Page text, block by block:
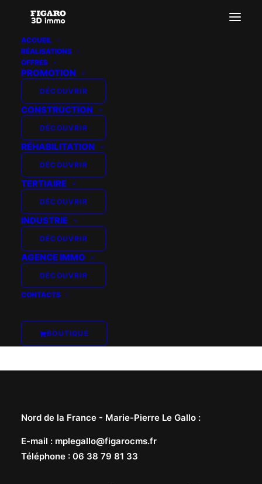
ACCUEIL
RÉALISATIONS
OFFRES
PROMOTION
DÉCOUVRIR
CONSTRUCTION
DÉCOUVRIR
RÉHABILITATION
DÉCOUVRIR
TERTIAIRE
DÉCOUVRIR
INDUSTRIE
DÉCOUVRIR
AGENCE IMMO
DÉCOUVRIR
CONTACTS
BOUTIQUE
Accueil
ACTION DIGITALE - SUISSE
Nord de la France - Marie-Pierre Le Gallo :
E-mail : mplegallo@figarocms.fr
Téléphone : 06 38 79 81 33